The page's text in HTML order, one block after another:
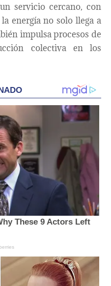
servicio cercano, con
energía no solo llega a
impulsa procesos de
colectiva en los